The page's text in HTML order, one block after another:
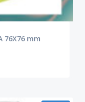
76X76 mm